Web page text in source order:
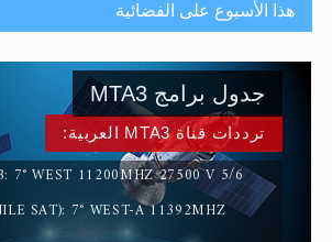
القرآن قاضٍ وحكمٌ على السنة ومهيمنٌ
هذا الأسبوع على الفضائية
ترددات قناة MTA3 العربية:
7° WEST 11200MHZ 27500 V 5/6
SAT): 7° WEST-A 11392MHZ
جدول برامج MTA3